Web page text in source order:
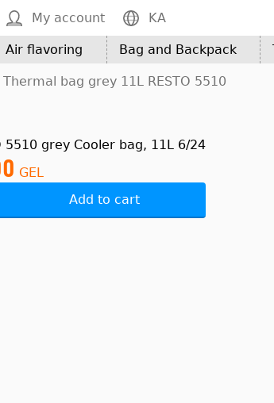
My account KA
Air flavoring Bag and Backpack
Thermal bag grey 11L RESTO 5510
5510 grey Cooler bag, 11L 6/24
GEL
Add to cart